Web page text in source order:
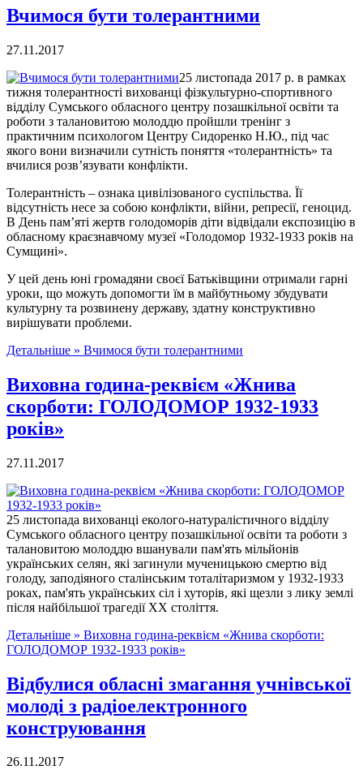
Вчимося бути толерантними
27.11.2017
25 листопада 2017 р. в рамках
тижня толерантності вихованці фізкультурно-спортивного
відділу Сумського обласного центру позашкільної освіти та
роботи з талановитою молоддю пройшли тренінг з
практичним психологом Центру Сидоренко Н.Ю., під час
якого вони визначили сутність поняття «толерантність» та
вчилися розв’язувати конфлікти.
Толерантність – ознака цивілізованого суспільства. Її
відсутність несе за собою конфлікти, війни, репресії, геноцид.
В День пам’яті жертв голодоморів діти відвідали експозицію в
обласному краєзнавчому музеї «Голодомор 1932-1933 років на
Сумщині».
У цей день юні громадяни своєї Батьківщини отримали гарні
уроки, що можуть допомогти їм в майбутньому збудувати
культурну та розвинену державу, здатну конструктивно
вирішувати проблеми.
Детальніше » Вчимося бути толерантними
Виховна година-реквієм «Жнива
скорботи: ГОЛОДОМОР 1932-1933
років»
27.11.2017
25 листопада вихованці еколого-натуралістичного відділу
Сумського обласного центру позашкільної освіти та роботи з
талановитою молоддю вшанували пам'ять мільйонів
українських селян, які загинули мученицькою смертю від
голоду, заподіяного сталінським тоталітаризмом у 1932-1933
роках, пам'ять українських сіл і хуторів, які щезли з лику землі
після найбільшої трагедії XX століття.
Детальніше » Виховна година-реквієм «Жнива скорботи:
ГОЛОДОМОР 1932-1933 років»
Відбулися обласні змагання учнівської
молоді з радіоелектронного
конструювання
26.11.2017